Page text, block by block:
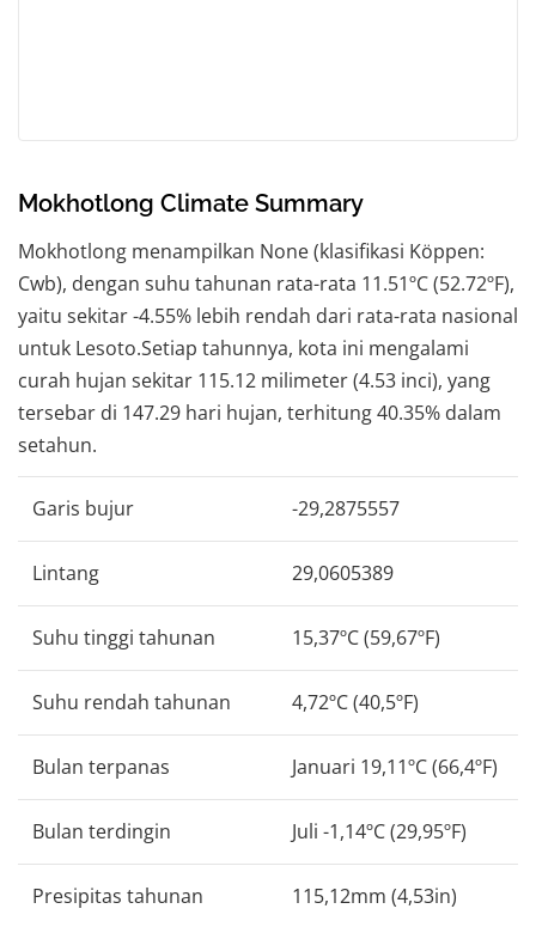
Mokhotlong Climate Summary
Mokhotlong menampilkan None (klasifikasi Köppen:
Cwb), dengan suhu tahunan rata-rata 11.51ºC (52.72ºF),
yaitu sekitar -4.55% lebih rendah dari rata-rata nasional
untuk Lesoto.Setiap tahunnya, kota ini mengalami
curah hujan sekitar 115.12 milimeter (4.53 inci), yang
tersebar di 147.29 hari hujan, terhitung 40.35% dalam
setahun.
Garis bujur -29,2875557
Lintang 29,0605389
Suhu tinggi tahunan 15,37ºC (59,67ºF)
Suhu rendah tahunan 4,72ºC (40,5ºF)
Bulan terpanas Januari 19,11ºC (66,4ºF)
Bulan terdingin Juli -1,14ºC (29,95ºF)
Presipitas tahunan 115,12mm (4,53in)